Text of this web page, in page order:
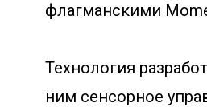
флагманскими
Технология
ним сенсорное